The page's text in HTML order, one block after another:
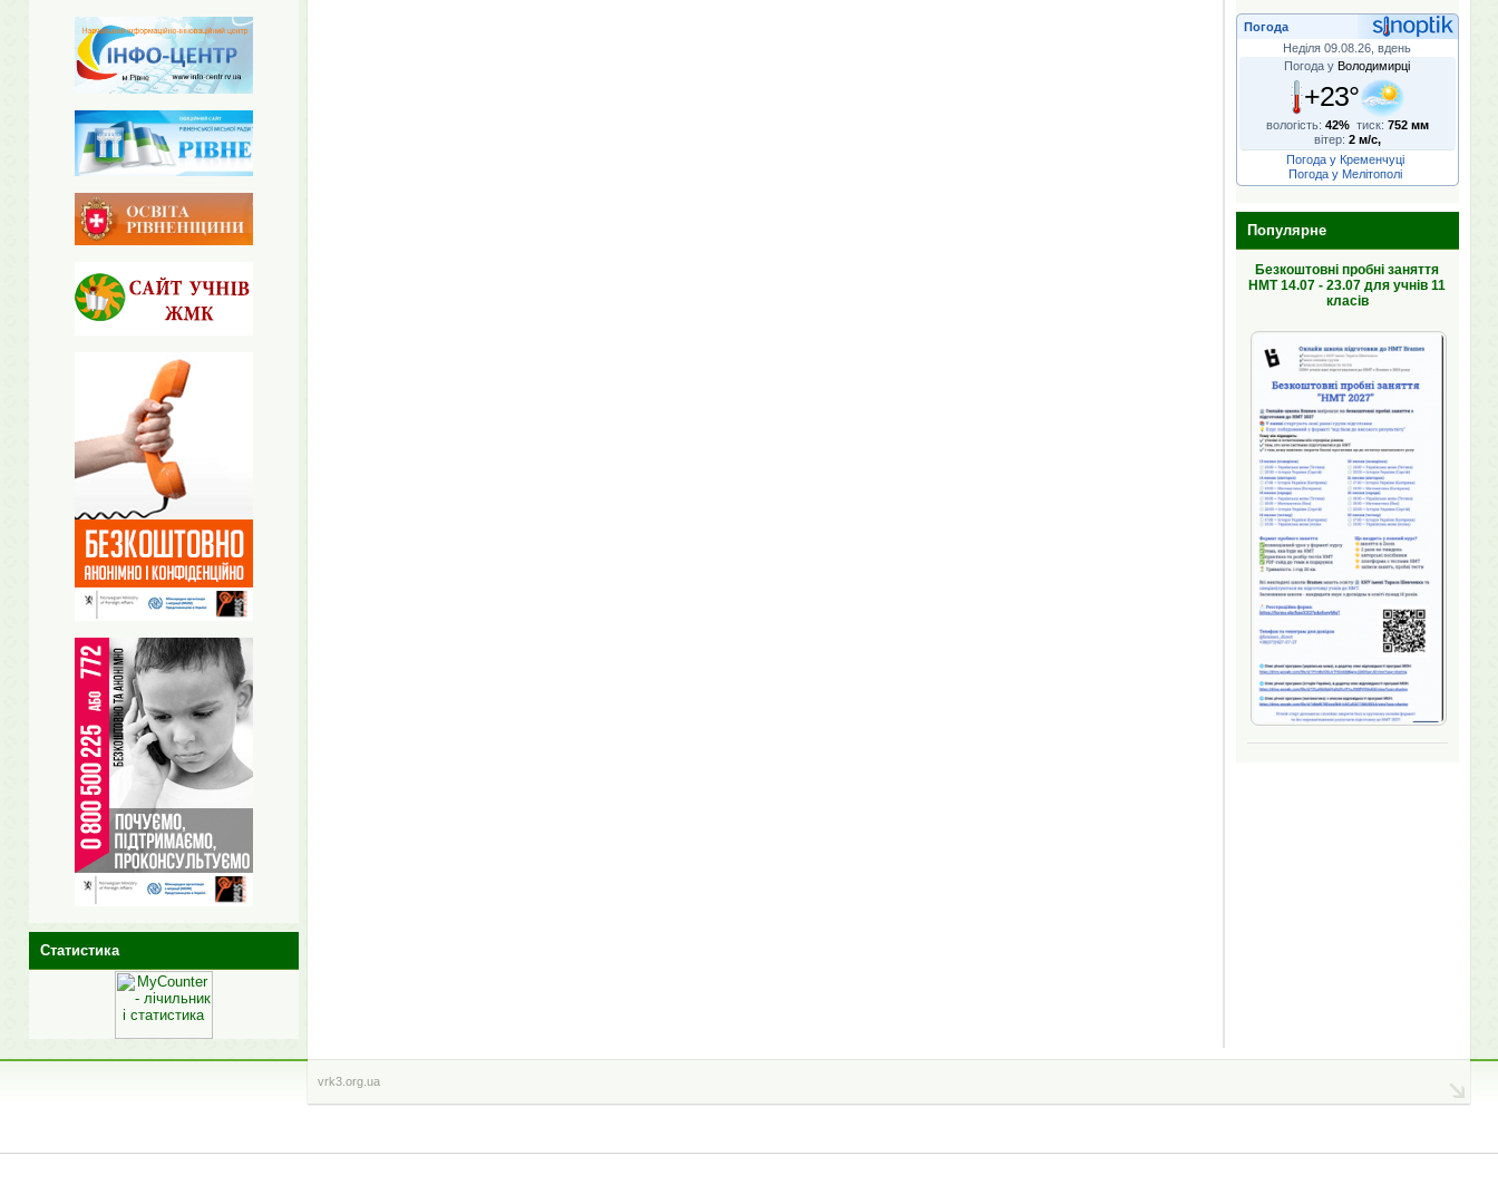
Погода
Неділя 09.08.26, вдень
Погода у Володимирці
+23°
вологість: 42% тиск: 752 мм
вітер: 2 м/с,
Погода у Кременчуці
Погода у Мелітополі
Популярне
Безкоштовні пробні заняття
НМТ 14.07 - 23.07 для учнів 11
класів
Статистика
vrk3.org.ua